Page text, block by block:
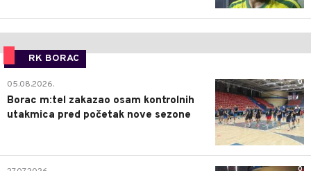
RK BORAC
0
05.08.2026.
Borac m:tel zakazao osam kontrolnih
utakmica pred početak nove sezone